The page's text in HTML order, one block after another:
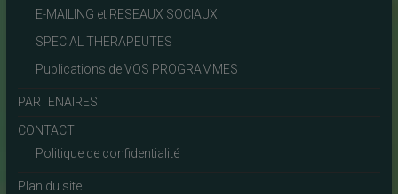
E-MAILING et RESEAUX SOCIAUX
SPECIAL THERAPEUTES
Publications de VOS PROGRAMMES
PARTENAIRES
CONTACT
Politique de confidentialité
Plan du site